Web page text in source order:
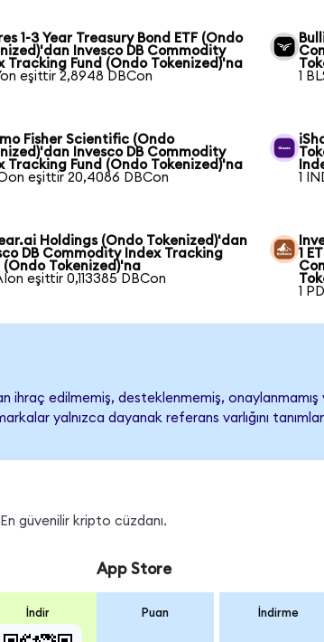
1-3 Year Treasury Bond ETF (Ondo
Invesco DB Commodity
Tracking Fund (Ondo Tokenized)'na
eşittir 2,8948 DBCon
1
Fisher Scientific (Ondo
Invesco DB Commodity
Tracking Fund (Ondo Tokenized)'na
eşittir 20,4086 DBCon
1
Holdings (Ondo Tokenized)'dan
DB Commodity Index Tracking
(Ondo Tokenized)'na
eşittir 0,113385 DBCon
1
1
ihraç edilmemiş, desteklenmemiş,
yalnızca dayanak referans varlığını
güvenilir kripto cüzdanı.
İndir
App Store
Puan İndirme